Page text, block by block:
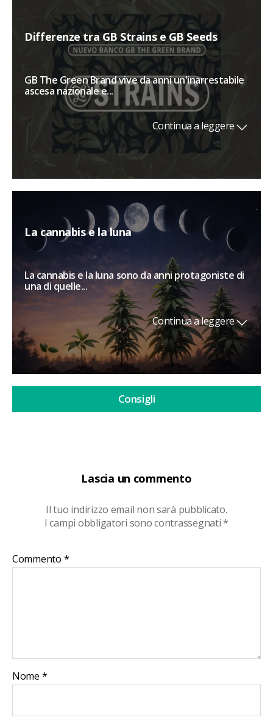
Lascia un commento
Il tuo indirizzo email non sarà pubblicato.
I campi obbligatori sono contrassegnati*
Commento *
Nome *
Differenze tra GB Strains e GB Seeds
GB The Green Brand vive da anni un'inarrestabile
ascesa nazionale e...
Continua a leggere
La cannabis e la luna
La cannabis e la luna sono da anni protagoniste di
una di quelle...
Continua a leggere
Consigli